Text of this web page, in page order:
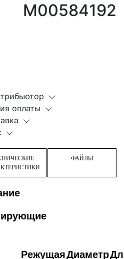
M00584192
оплаты
ФАЙЛЫ
РежущаяДиаметр